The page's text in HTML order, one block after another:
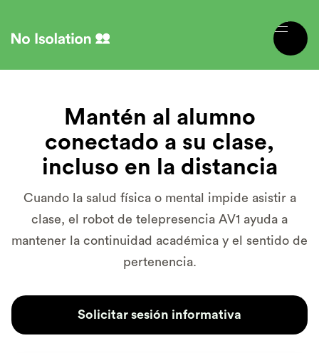
Mantén al alumno
conectado a su clase,
incluso en la distancia
Cuando la salud física o mental impide asistir a
clase, el robot de telepresencia AV1 ayuda a
mantener la continuidad académica y el sentido de
pertenencia.
Solicitar sesión informativa